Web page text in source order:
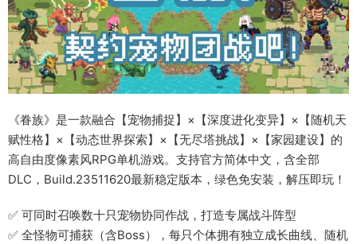
《眷族》是一款融合【宠物捕捉】×【深度进化变异】×【随机天
赋性格】×【动态世界探索】×【无尽塔挑战】×【家园建设】的
高自由度像素风RPG单机游戏。支持官方简体中文，含全部
DLC，Build.23511620最新稳定版本，绿色免安装，解压即玩！
✅ 可同时召唤数十只宠物协同作战，打造专属战斗阵型
✅ 全怪物可捕获（含Boss），每只个体拥有独立成长曲线、随机